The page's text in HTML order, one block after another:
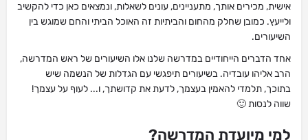
אישית, מכירים אותך, מתעניינים, עונים לשאלות, ונמצאים כאן כדי להקשיב
ולייעץ. כמובן שחלק מהחום והביתיות זה האוכל הביתי והחם שמוגש בין
השיעורים.
אחד הדברים הייחודיים במדרשה שלנו אלו השיעורים של ראש המדרשה,
הרב אליהו עובדיה. בשיעורים תיפגשי עם הגדלות של הנשמה שיש
בתוכך, תלמדי להאמין בעצמך, לדעת את קדושתך, ו... לעוף על עצמך!
שווה לנסות 🙂
למי מיועדת המדרשה?